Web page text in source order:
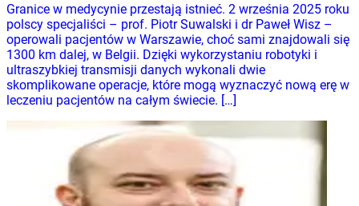
Granice w medycynie przestają istnieć. 2 września 2025 roku
polscy specjaliści – prof. Piotr Suwalski i dr Paweł Wisz –
operowali pacjentów w Warszawie, choć sami znajdowali się
1300 km dalej, w Belgii. Dzięki wykorzystaniu robotyki i
ultraszybkiej transmisji danych wykonali dwie
skomplikowane operacje, które mogą wyznaczyć nową erę w
leczeniu pacjentów na całym świecie. […]